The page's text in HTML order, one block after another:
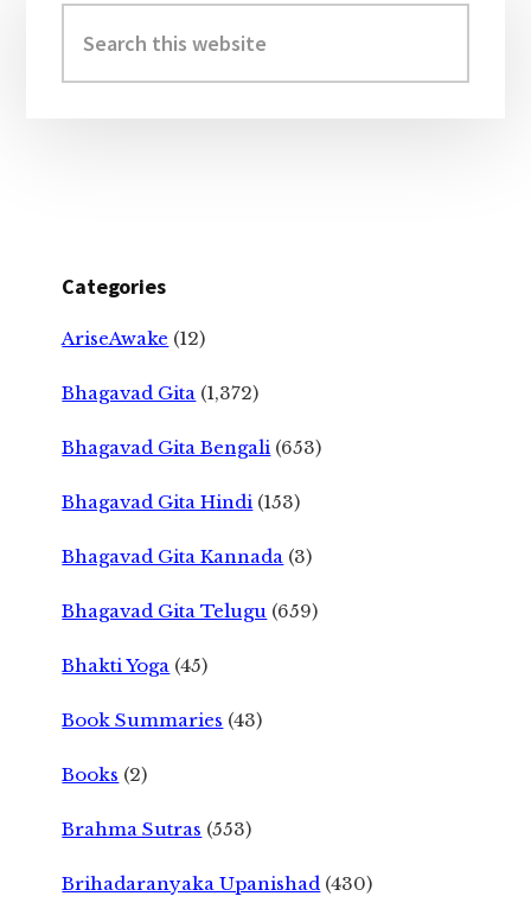
Sidebar
this
website
Categories
AriseAwake (12)
Bhagavad Gita (1,372)
Bhagavad Gita Bengali (653)
Bhagavad Gita Hindi (153)
Bhagavad Gita Kannada (3)
Bhagavad Gita Telugu (659)
Bhakti Yoga (45)
Book Summaries (43)
Books (2)
Brahma Sutras (553)
Brihadaranyaka Upanishad (430)